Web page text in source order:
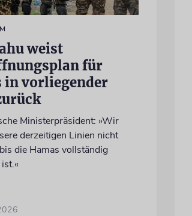
weist
für
in vorliegender
Ministerpräsident: »Wir
derzeitigen Linien nicht
die Hamas vollständig